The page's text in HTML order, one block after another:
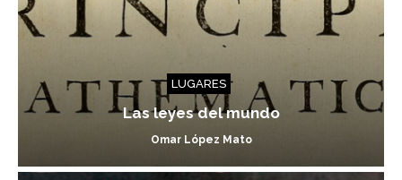
LUGARES
Las leyes del mundo
Omar López Mato